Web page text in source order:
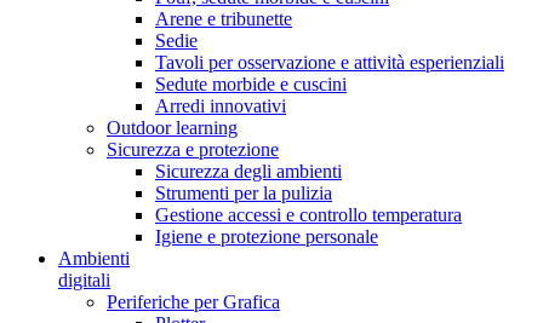
Arene e tribunette
Sedie
Tavoli per osservazione e attività esperienziali
Sedute morbide e cuscini
Arredi innovativi
Outdoor learning
Sicurezza e protezione
Sicurezza degli ambienti
Strumenti per la pulizia
Gestione accessi e controllo temperatura
Igiene e protezione personale
Ambienti
digitali
Periferiche per Grafica